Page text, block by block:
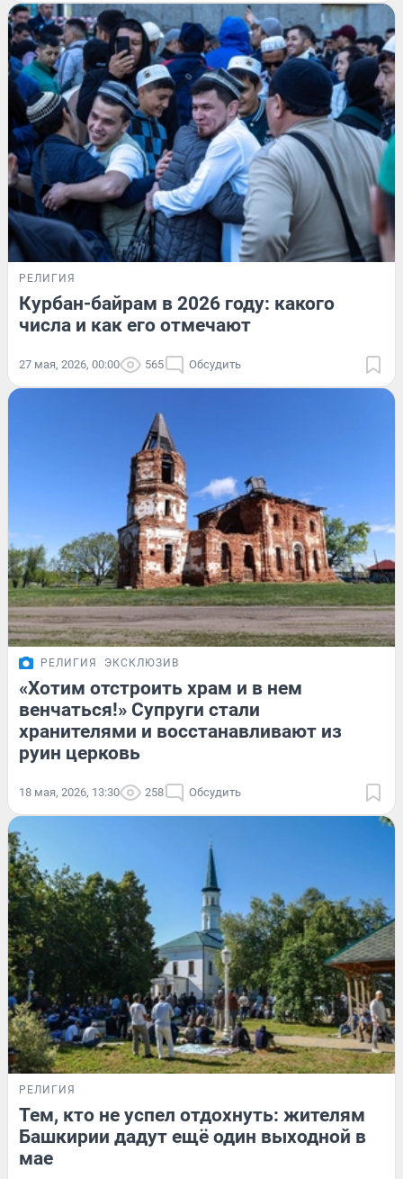
РЕЛИГИЯ
Курбан-байрам в 2026 году: какого
числа и как его отмечают
27 мая, 2026, 00:00 565 Обсудить
РЕЛИГИЯ ЭКСКЛЮЗИВ
«Хотим отстроить храм и в нем
венчаться!» Супруги стали
хранителями и восстанавливают из
руин церковь
18 мая, 2026, 13:30 258 Обсудить
РЕЛИГИЯ
Тем, кто не успел отдохнуть: жителям
Башкирии дадут ещё один выходной в
мае